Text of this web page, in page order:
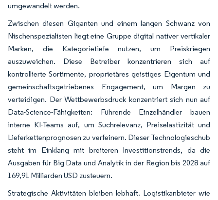
umgewandelt werden.
Zwischen diesen Giganten und einem langen Schwanz von
Nischenspezialisten liegt eine Gruppe digital nativer vertikaler
Marken, die Kategorietiefe nutzen, um Preiskriegen
auszuweichen. Diese Betreiber konzentrieren sich auf
kontrollierte Sortimente, proprietäres geistiges Eigentum und
gemeinschaftsgetriebenes Engagement, um Margen zu
verteidigen. Der Wettbewerbsdruck konzentriert sich nun auf
Data-Science-Fähigkeiten: Führende Einzelhändler bauen
interne KI-Teams auf, um Suchrelevanz, Preiselastizität und
Lieferkettenprognosen zu verfeinern. Dieser Technologieschub
steht im Einklang mit breiteren Investitionstrends, da die
Ausgaben für Big Data und Analytik in der Region bis 2028 auf
169,91 Milliarden USD zusteuern.
Strategische Aktivitäten bleiben lebhaft. Logistikanbieter wie